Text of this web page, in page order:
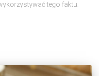
tego faktu.